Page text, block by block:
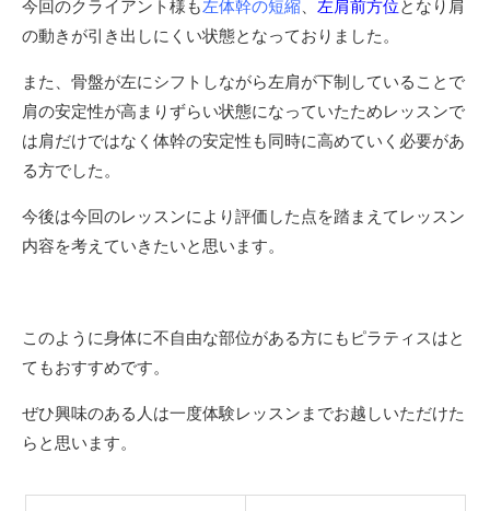
今回のクライアント様も左体幹の短縮、 左肩前方位となり肩
の動きが引き出しにくい状態となっておりました。
また、骨盤が左にシフトしながら左肩が下制していることで
肩の安定性が高まりずらい状態になっていたためレッスンで
は肩だけではなく体幹の安定性も同時に高めていく必要があ
る方でした。
今後は今回のレッスンにより評価した点を踏まえてレッスン
内容を考えていきたいと思います。
このように身体に不自由な部位がある方にもピラティスはと
てもおすすめです。
ぜひ興味のある人は一度体験レッスンまでお越しいただけた
らと思います。